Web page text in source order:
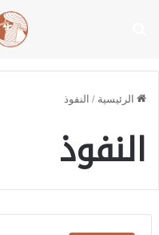
الرئيسية / النفوذ
النفوذ